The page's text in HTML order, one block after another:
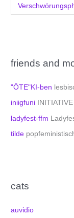
friends and
"ÖTE"KI-ben
iniigfuni
ladyfest-ffm
tilde
cats
auvidio